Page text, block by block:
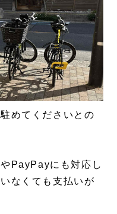
めてくださいとの
PayPayにも対応し
なくても支払いが